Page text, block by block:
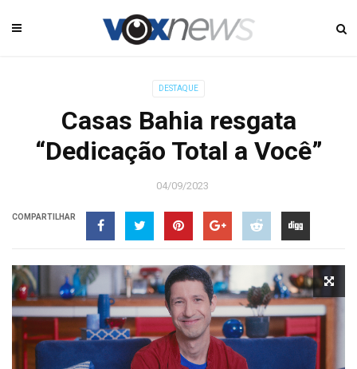
DESTAQUE
Casas Bahia resgata
“Dedicação Total a Você”
04/09/2023
COMPARTILHAR